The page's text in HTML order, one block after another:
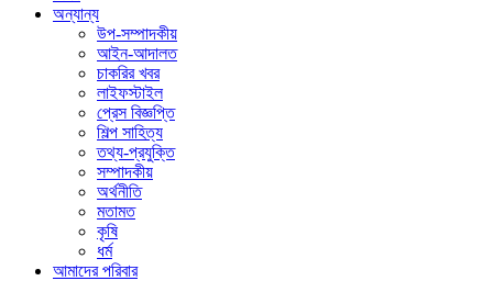
অন্যান্য
উপ-সম্পাদকীয়
আইন-আদালত
চাকরির খবর
লাইফস্টাইল
প্রেস বিজ্ঞপ্তি
শিল্প সাহিত্য
তথ্য-প্রযুক্তি
সম্পাদকীয়
অর্থনীতি
মতামত
কৃষি
ধর্ম
আমাদের পরিবার